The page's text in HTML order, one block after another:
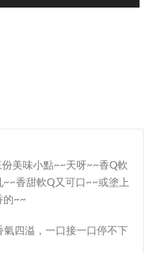
美味小點~~天呀~~香Q軟
~~香甜軟Q又可口~~或塗上
的~~
氣四溢，一口接一口停不下